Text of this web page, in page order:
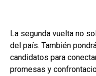
La segunda vuelta no
del país. También
candidatos para
promesas y